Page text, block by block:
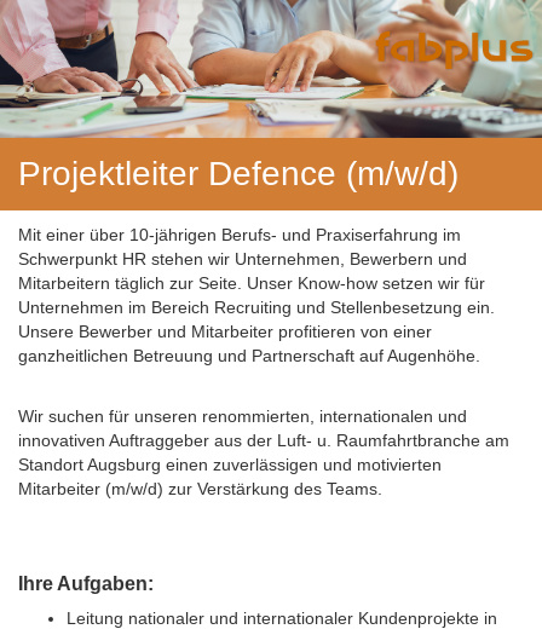
Projektleiter Defence (m/w/d)
Mit einer über 10-jährigen Berufs- und Praxiserfahrung im
Schwerpunkt HR stehen wir Unternehmen, Bewerbern und
Mitarbeitern täglich zur Seite. Unser Know-how setzen wir für
Unternehmen im Bereich Recruiting und Stellenbesetzung ein.
Unsere Bewerber und Mitarbeiter profitieren von einer
ganzheitlichen Betreuung und Partnerschaft auf Augenhöhe.
Wir suchen für unseren renommierten, internationalen und
innovativen Auftraggeber aus der Luft- u. Raumfahrtbranche am
Standort Augsburg einen zuverlässigen und motivierten
Mitarbeiter (m/w/d) zur Verstärkung des Teams.
Ihre Aufgaben:
Leitung nationaler und internationaler Kundenprojekte in